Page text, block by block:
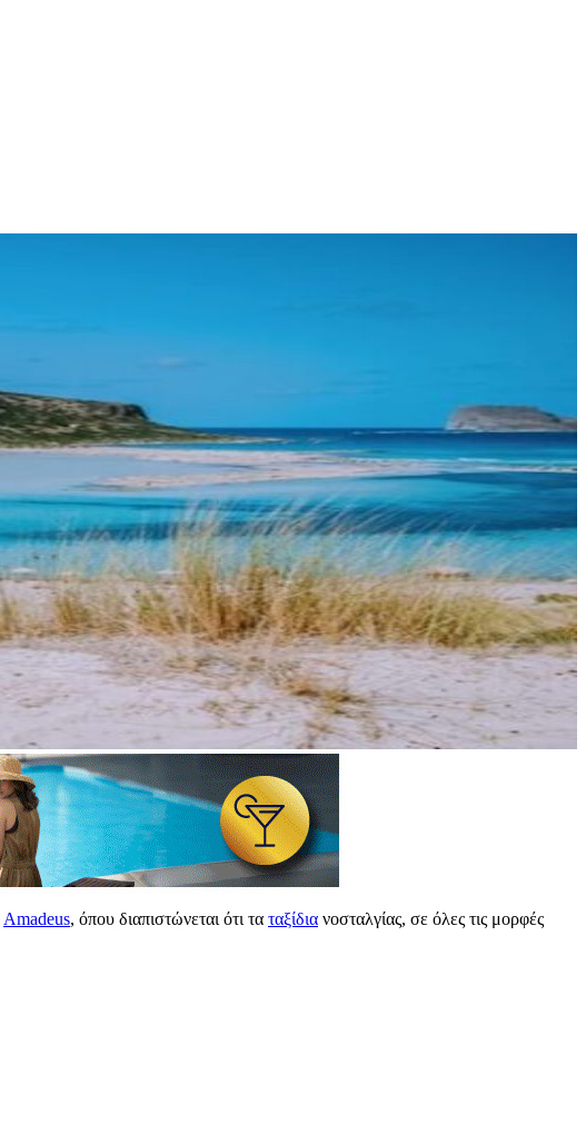
Amadeus, όπου διαπιστώνεται ότι τα ταξίδια νοσταλγίας, σε όλες τις μορφές